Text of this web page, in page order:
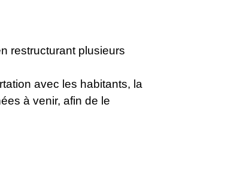
restructurant plusieurs
avec les habitants, la
à venir, afin de le